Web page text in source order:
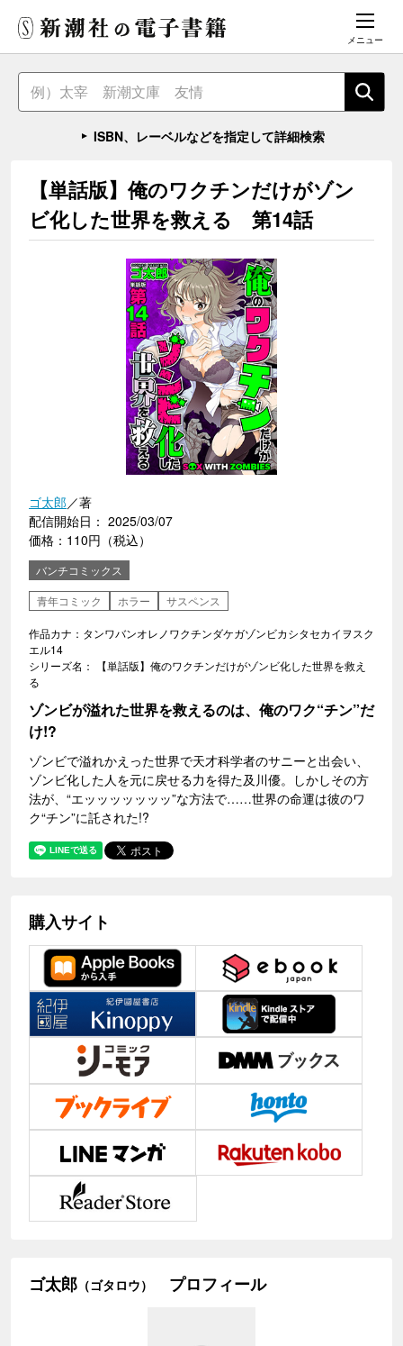
メニュー
ISBN、レーベルなどを指定して詳細検索
【単話版】俺のワクチンだけがゾン
ビ化した世界を救える 第14話
ゴ太郎／著
配信開始日： 2025/03/07
価格：110円（税込）
バンチコミックス
青年コミック
ホラー サスペンス
作品カナ：タンワバンオレノワクチンダケガゾンビカシタセカイヲスク
エル14
シリーズ名： 【単話版】俺のワクチンだけがゾンビ化した世界を救え
る
ゾンビが溢れた世界を救えるのは、俺のワク“チン”だ
け!?
ゾンビで溢れかえった世界で天才科学者のサニーと出会い、
ゾンビ化した人を元に戻せる力を得た及川優。しかしその方
法が、“エッッッッッッッ”な方法で……世界の命運は彼のワ
ク“チン”に託された!?
購入サイト
ゴ太郎 （ゴタロウ） プロフィール